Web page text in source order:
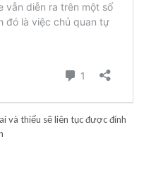
và thiếu sẽ liên tục được đính